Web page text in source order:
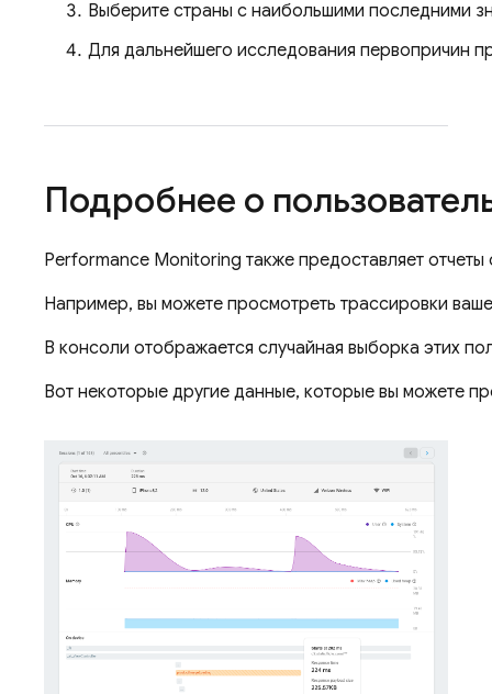
Выберите страны с наибольшими последними
Для дальнейшего исследования первопричин
Подробнее о
Performance Monitoring также предоставляет
Например, вы можете просмотреть трассировки
В консоли отображается случайная выборка этих
Вот некоторые другие данные, которые вы можете